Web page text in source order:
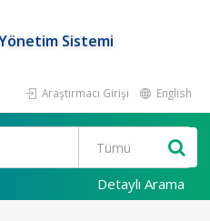
Sistemi
Araştırmacı Girişi English
Detaylı Arama